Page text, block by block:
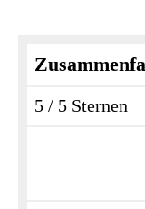
5 / 5 Sternen